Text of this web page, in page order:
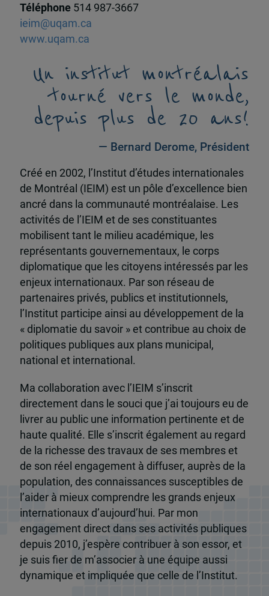
Téléphone 514 987-3667
ieim@uqam.ca
www.uqam.ca
Un institut montréalais
tourné vers le monde,
depuis plus de 20 ans!
— Bernard Derome, Président
Créé en 2002, l’Institut d’études internationales
de Montréal (IEIM) est un pôle d’excellence bien
ancré dans la communauté montréalaise. Les
activités de l’IEIM et de ses constituantes
mobilisent tant le milieu académique, les
représentants gouvernementaux, le corps
diplomatique que les citoyens intéressés par les
enjeux internationaux. Par son réseau de
partenaires privés, publics et institutionnels,
l’Institut participe ainsi au développement de la
« diplomatie du savoir » et contribue au choix de
politiques publiques aux plans municipal,
national et international.
Ma collaboration avec l’IEIM s’inscrit
directement dans le souci que j’ai toujours eu de
livrer au public une information pertinente et de
haute qualité. Elle s’inscrit également au regard
de la richesse des travaux de ses membres et
de son réel engagement à diffuser, auprès de la
population, des connaissances susceptibles de
l’aider à mieux comprendre les grands enjeux
internationaux d’aujourd’hui. Par mon
engagement direct dans ses activités publiques
depuis 2010, j’espère contribuer à son essor, et
je suis fier de m’associer à une équipe aussi
dynamique et impliquée que celle de l’Institut.